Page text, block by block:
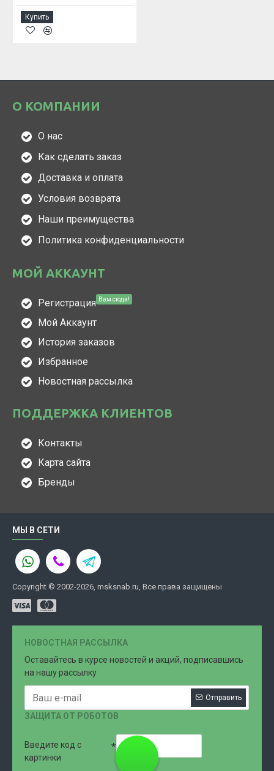
Купить
О КОМПАНИИ
О нас
Как сделать заказ
Доставка и оплата
Условия возврата
Наши преимущества
Политика конфиденциальности
МОЙ АККАУНТ
Регистрация Вам сюда!
Мой Аккаунт
История заказов
Избранное
Новостная рассылка
ПОДДЕРЖКА КЛИЕНТОВ
Контакты
Карта сайта
Бренды
МЫ В СЕТИ
Copyright © 2002-2026, msksnab.ru, Все права защищены
НОВОСТНАЯ РАССЫЛКА
Оставайтесь в курсе новостей и акций, подписавшись
на нашу рассылку
Отправить
ЗАЩИТА ОТ РОБОТОВ
Введите код с
картинки